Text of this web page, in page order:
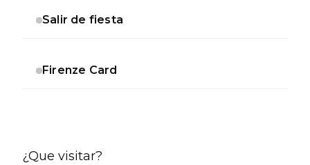
Salir de fiesta
Firenze Card
¿Que visitar?